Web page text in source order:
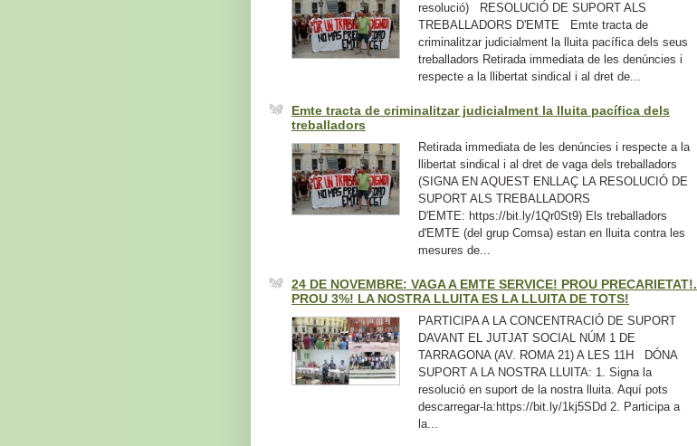
resolució) RESOLUCIÓ DE SUPORT ALS
TREBALLADORS D'EMTE Emte tracta de
criminalitzar judicialment la lluita pacífica dels seus
treballadors Retirada immediata de les denúncies i
respecte a la llibertat sindical i al dret de...
Emte tracta de criminalitzar judicialment la lluita pacífica dels
treballadors
Retirada immediata de les denúncies i respecte a la
llibertat sindical i al dret de vaga dels treballadors
(SIGNA EN AQUEST ENLLAÇ LA RESOLUCIÓ DE
SUPORT ALS TREBALLADORS
D'EMTE: https://bit.ly/1Qr0St9) Els treballadors
d'EMTE (del grup Comsa) estan en lluita contra les
mesures de...
24 DE NOVEMBRE: VAGA A EMTE SERVICE! PROU PRECARIETAT!.
PROU 3%! LA NOSTRA LLUITA ES LA LLUITA DE TOTS!
PARTICIPA A LA CONCENTRACIÓ DE SUPORT
DAVANT EL JUTJAT SOCIAL NÚM 1 DE
TARRAGONA (AV. ROMA 21) A LES 11H DÓNA
SUPORT A LA NOSTRA LLUITA: 1. Signa la
resolució en suport de la nostra lluita. Aquí pots
descarregar-la:https://bit.ly/1kj5SDd 2. Participa a
la...